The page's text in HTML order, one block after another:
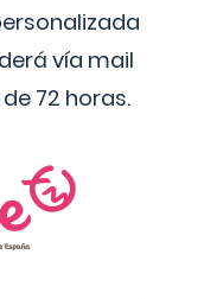
vía mail
72 horas.